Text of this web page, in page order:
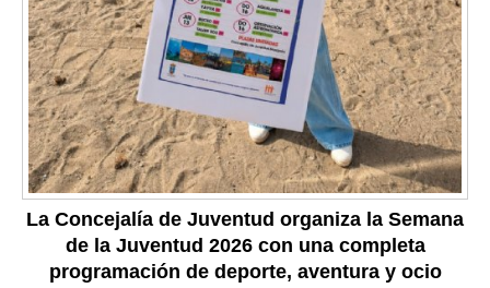
La Concejalía de Juventud organiza la Semana
de la Juventud 2026 con una completa
programación de deporte, aventura y ocio